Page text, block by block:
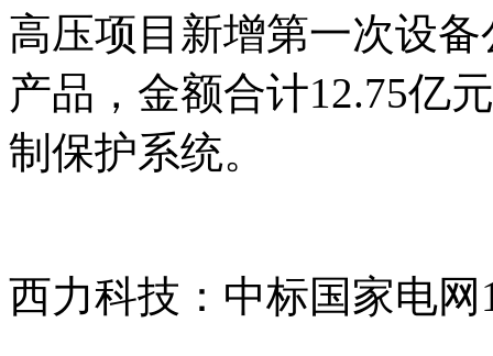
高压项目新增第一次设
产品，金额合计12.75亿
制保护系统。
西力科技：中标国家电